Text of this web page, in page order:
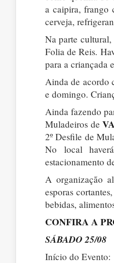
a caipira, frango
cerveja,
Na parte cultural,
Folia de Reis.
para a criançada
Ainda de acordo
e domingo.
Ainda fazendo
Muladeiros de
2º Desfile de
No local
estacionamento
A organização
esporas
bebidas,
CONFIRA A
SÁBADO 25/08
Início do Evento: